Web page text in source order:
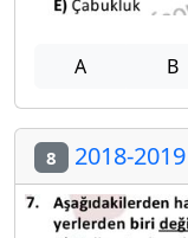
A B
8 2018-2019